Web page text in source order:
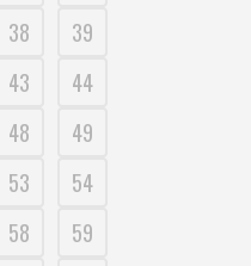
38
39
43
44
48
49
53
54
58
59